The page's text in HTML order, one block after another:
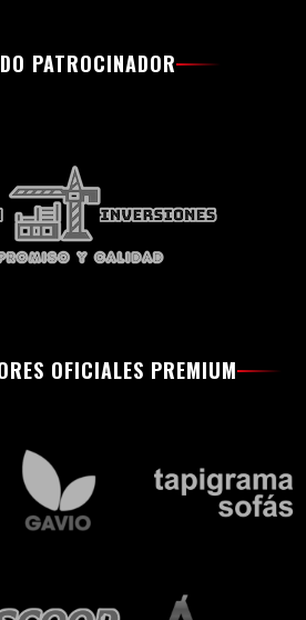
PATROCINADOR
OFICIALES PREMIUM